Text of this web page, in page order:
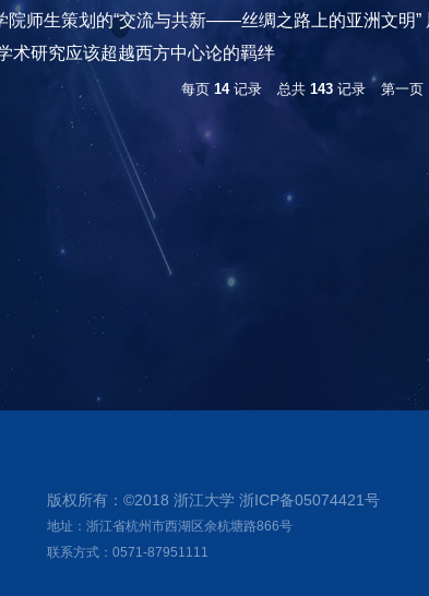
院师生策划的“交流与共新——丝绸之路上的亚洲文明”
术研究应该超越西方中心论的羁绊
每页 14记录 总共 143 记录 第一页
版权所有：©2018 浙江大学 浙ICP备05074421号
地址：浙江省杭州市西湖区余杭塘路866号
联系方式：0571-87951111